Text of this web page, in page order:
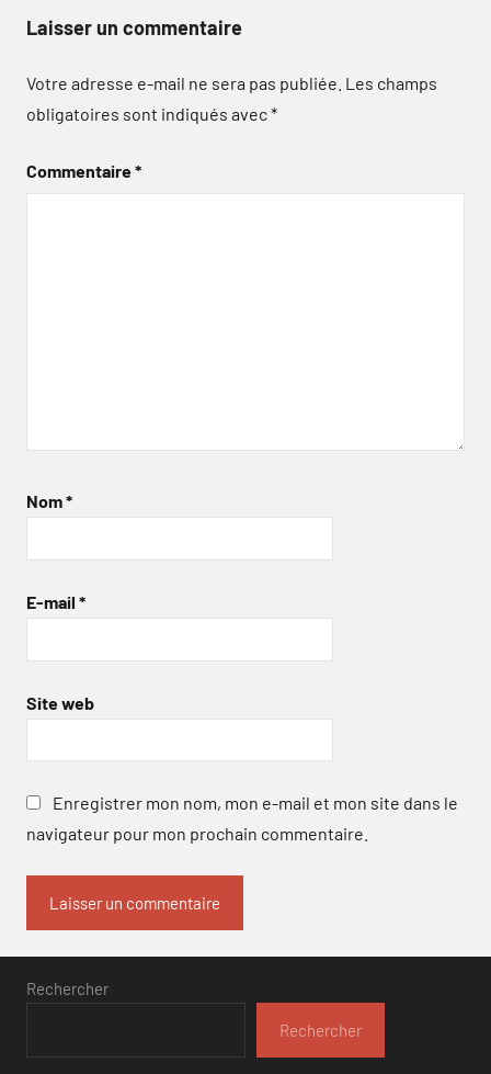
Laisser un commentaire
Votre adresse e-mail ne sera pas publiée. Les champs
obligatoires sont indiqués avec*
Commentaire*
Nom*
E-mail *
Site web
Enregistrer mon nom, mon e-mail et mon site dans le
navigateur pour mon prochain commentaire.
Rechercher
Rechercher